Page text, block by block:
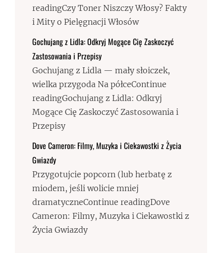
readingCzy Toner Niszczy Włosy? Fakty
i Mity o Pielęgnacji Włosów
Gochujang z Lidla: Odkryj Mogące Cię Zaskoczyć
Zastosowania i Przepisy
Gochujang z Lidla — mały słoiczek,
wielka przygoda Na półceContinue
readingGochujang z Lidla: Odkryj
Mogące Cię Zaskoczyć Zastosowania i
Przepisy
Dove Cameron: Filmy, Muzyka i Ciekawostki z Życia
Gwiazdy
Przygotujcie popcorn (lub herbatę z
miodem, jeśli wolicie mniej
dramatyczneContinue readingDove
Cameron: Filmy, Muzyka i Ciekawostki z
Życia Gwiazdy